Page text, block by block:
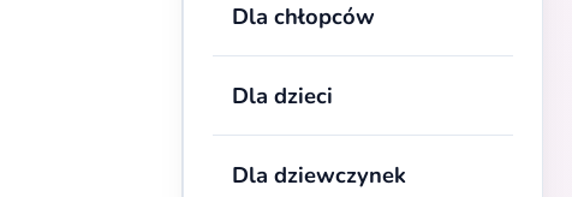
Dla chłopców
Dla dzieci
Dla dziewczynek